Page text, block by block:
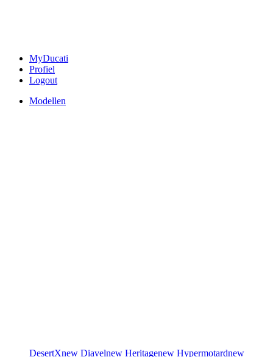
MyDucati
Profiel
Logout
Modellen
DesertXnew Diavelnew Heritagenew Hypermotardnew